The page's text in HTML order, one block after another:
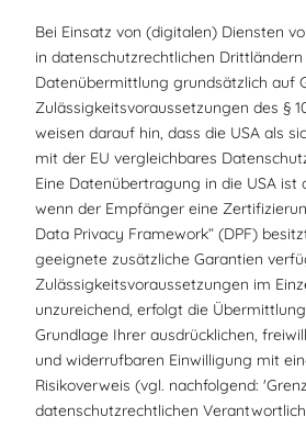
Bei Einsatz von (digitalen) Diensten
in datenschutzrechtlichen
Datenübermittlung grundsätzlich auf
Zulässigkeitsvoraussetzungen des §
weisen darauf hin, dass die USA als
mit der EU vergleichbares
Eine Datenübertragung in die USA ist
wenn der Empfänger eine
Data Privacy Framework“ (DPF)
geeignete zusätzliche Garantien
Zulässigkeitsvoraussetzungen im
unzureichend, erfolgt die
Grundlage Ihrer ausdrücklichen,
und widerrufbaren Einwilligung mit
Risikoverweis (vgl. nachfolgend:
datenschutzrechtlichen